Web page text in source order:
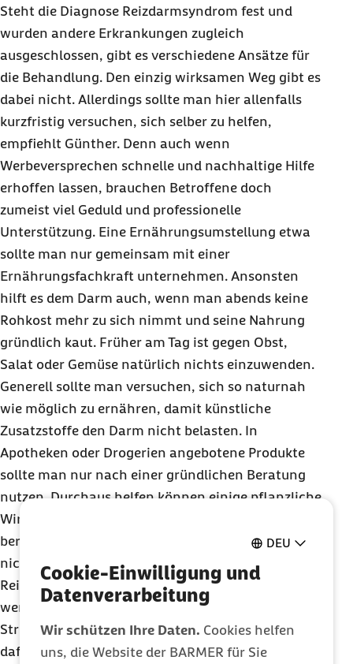
DEU
Cookie-Einwilligung und
Datenverarbeitung
Wir schützen Ihre Daten. Cookies helfen
uns, die Website der BARMER für Sie
Steht die Diagnose Reizdarmsyndrom fest und
wurden andere Erkrankungen zugleich
ausgeschlossen, gibt es verschiedene Ansätze für
die Behandlung. Den einzig wirksamen Weg gibt es
dabei nicht. Allerdings sollte man hier allenfalls
kurzfristig versuchen, sich selber zu helfen,
empfiehlt Günther. Denn auch wenn
Werbeversprechen schnelle und nachhaltige Hilfe
erhoffen lassen, brauchen Betroffene doch
zumeist viel Geduld und professionelle
Unterstützung. Eine Ernährungsumstellung etwa
sollte man nur gemeinsam mit einer
Ernährungsfachkraft unternehmen. Ansonsten
hilft es dem Darm auch, wenn man abends keine
Rohkost mehr zu sich nimmt und seine Nahrung
gründlich kaut. Früher am Tag ist gegen Obst,
Salat oder Gemüse natürlich nichts einzuwenden.
Generell sollte man versuchen, sich so naturnah
wie möglich zu ernähren, damit künstliche
Zusatzstoffe den Darm nicht belasten. In
Apotheken oder Drogerien angebotene Produkte
sollte man nur nach einer gründlichen Beratung
nutzen. Durchaus helfen können einige pflanzliche
Wirkstoffe wie Pfefferminzöl, um den Darm zu
beruhigen. Allein auf sie sollte man sich jedoch
nicht verlassen. „Menschen mit dem
Reizdarmsyndrom sind grundsätzlich gut beraten,
wenn sie versuchen, in ihren Alltag mehr Ruhe und
Struktur zu bringen“, so Günther. Eine Möglichkeit
dafür sind regelmäßige Mahlzeiten in einer